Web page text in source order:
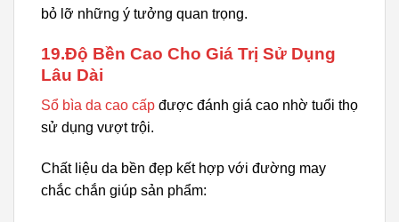
bỏ lỡ những ý tưởng quan trọng.
19.Độ Bền Cao Cho Giá Trị Sử Dụng
Lâu Dài
Sổ bìa da cao cấp được đánh giá cao nhờ tuổi thọ
sử dụng vượt trội.
Chất liệu da bền đẹp kết hợp với đường may
chắc chắn giúp sản phẩm: